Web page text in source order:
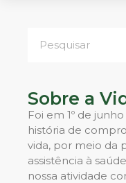
Sobre a
Foi em 1º de
história de
vida, por meio da
assistência à
nossa atividade